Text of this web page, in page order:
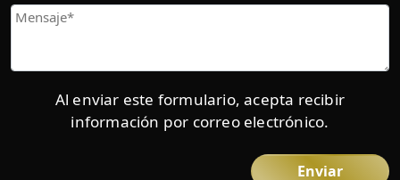
Mensaje
Al enviar este formulario, acepta recibir
información por correo electrónico.